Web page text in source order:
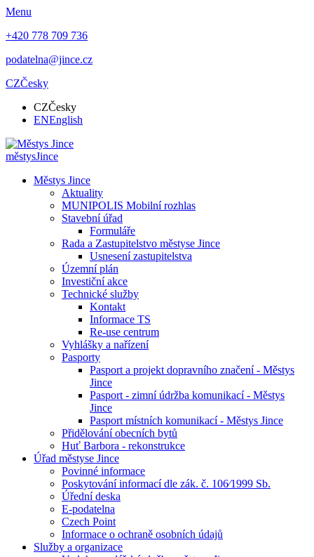
Menu
+420 778 709 736
podatelna@jince.cz
CZČesky
CZČesky
ENEnglish
městysJince
Městys Jince
Aktuality
MUNIPOLIS Mobilní rozhlas
Stavební úřad
Formuláře
Rada a Zastupitelstvo městyse Jince
Usnesení zastupitelstva
Územní plán
Investiční akce
Technické služby
Kontakt
Informace TS
Re-use centrum
Vyhlášky a nařízení
Pasporty
Pasport a projekt dopravního značení - Městys
Jince
Pasport - zimní údržba komunikací - Městys
Jince
Pasport místních komunikací - Městys Jince
Přidělování obecních bytů
Huť Barbora - rekonstrukce
Úřad městyse Jince
Povinné informace
Poskytování informací dle zák. č. 106⁄1999 Sb.
Úřední deska
E-podatelna
Czech Point
Informace o ochraně osobních údajů
Služby a organizace